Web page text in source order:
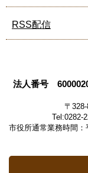
RSS配信
法人番号
〒
Tel:0282-
市役所通常業務時間